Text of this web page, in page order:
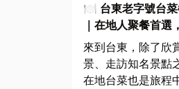
🍽️ 台東老字號台菜
｜在地人聚餐首選
一次滿足
來到台東，除了欣
景、走訪知名景點
在地台菜也是旅程